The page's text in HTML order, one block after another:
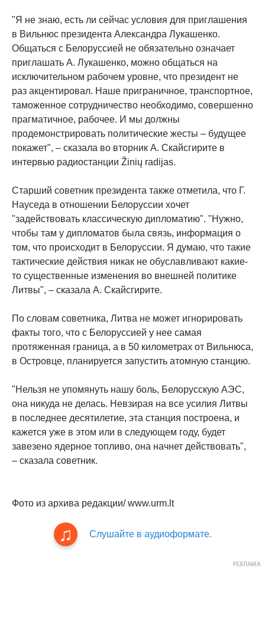
"Я не знаю, есть ли сейчас условия для приглашения
в Вильнюс президента Александра Лукашенко.
Общаться с Белоруссией не обязательно означает
приглашать А. Лукашенко, можно общаться на
исключительном рабочем уровне, что президент не
раз акцентировал. Наше приграничное, транспортное,
таможенное сотрудничество необходимо, совершенно
прагматичное, рабочее. И мы должны
продемонстрировать политические жесты – будущее
покажет", – сказала во вторник А. Скайсгирите в
интервью радиостанции Žinių radijas.
Старший советник президента также отметила, что Г.
Науседа в отношении Белоруссии хочет
"задействовать классическую дипломатию". "Нужно,
чтобы там у дипломатов была связь, информация о
том, что происходит в Белоруссии. Я думаю, что такие
тактические действия никак не обуславливают какие-
то существенные изменения во внешней политике
Литвы", – сказала А. Скайсгирите.
По словам советника, Литва не может игнорировать
факты того, что с Белоруссией у нее самая
протяженная граница, а в 50 километрах от Вильнюса,
в Островце, планируется запустить атомную станцию.
"Нельзя не упомянуть нашу боль, Белорусскую АЭС,
она никуда не делась. Невзирая на все усилия Литвы
в последнее десятилетие, эта станция построена, и
кажется уже в этом или в следующем году, будет
завезено ядерное топливо, она начнет действовать",
– сказала советник.
Фото из архива редакции/ www.urm.lt
Слушайте в аудиоформате.